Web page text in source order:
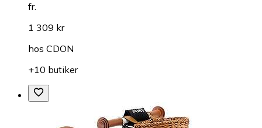
fr.
1 309 kr
hos CDON
+10 butiker